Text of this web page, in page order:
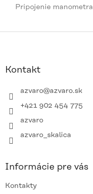
Pripojenie manometra
Kontakt
azvaro@azvaro.sk
+421 902 454 775
azvaro
azvaro_skalica
Informácie pre vás
Kontakty